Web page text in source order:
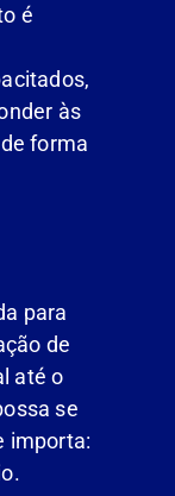
é
às
forma
para
de
até o
se
importa: